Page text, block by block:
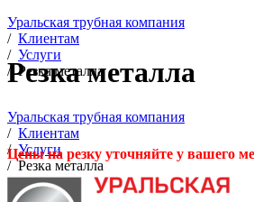
Уральская трубная компания
/ Клиентам
/ Услуги
/ Резка металла
Резка металла
Уральская трубная компания
/ Клиентам
/ Услуги
/ Резка металла
Цены на резку уточняйте у вашего